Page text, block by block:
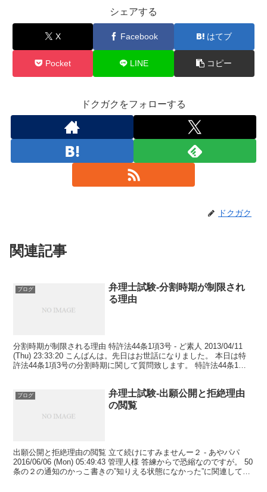
シェアする
X Facebook はてブ
Pocket LINE コピー
ドクガクをフォローする
ドクガク
関連記事
ブログ
弁理士試験-分割時期が制限され
る理由
分割時期が制限される理由 特許法44条1項3号 - ど素人 2013/04/11
(Thu) 23:33:20 こんばんは。先日はお世話になりました。 本日は特
許法44条1項3号の分割時期に関して質問致します。 特許法44条1項3
ブログ
弁理士試験-出願公開と拒絶理由
の閲覧
出願公開と拒絶理由の閲覧 立て続けにすみませんー２ - あやパパ
2016/06/06 (Mon) 05:49:43 管理人様 答練からで恐縮なのですが。 50
条の２の通知のかっこ書きの”知りえる状態になかった”に関連して教